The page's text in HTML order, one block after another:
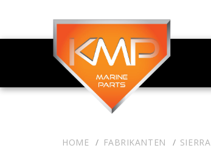
HOME FABRIKANTEN SIERRA